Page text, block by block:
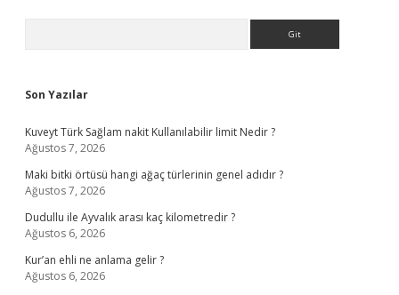
Son Yazılar
Kuveyt Türk Sağlam nakit Kullanılabilir limit Nedir ?
Ağustos 7, 2026
Maki bitki örtüsü hangi ağaç türlerinin genel adıdır ?
Ağustos 7, 2026
Dudullu ile Ayvalık arası kaç kilometredir ?
Ağustos 6, 2026
Kur’an ehli ne anlama gelir ?
Ağustos 6, 2026